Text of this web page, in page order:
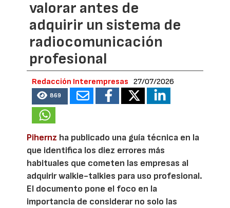
valorar antes de
adquirir un sistema de
radiocomunicación
profesional
Redacción Interempresas 27/07/2026
869
Pihernz ha publicado una guía técnica en la
que identifica los diez errores más
habituales que cometen las empresas al
adquirir walkie-talkies para uso profesional.
El documento pone el foco en la
importancia de considerar no solo las